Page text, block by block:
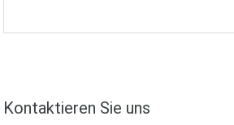
Kontaktieren Sie uns